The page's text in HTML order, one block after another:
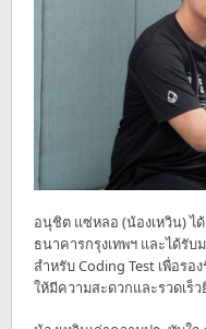
อนุชิต แซ่หลอ (น้องเหวิน) ไ
ธนาคารกรุงเทพฯ และได้รั
สำหรับ Coding Test เพื่อร
ให้มีความสะดวกและรวดเร็